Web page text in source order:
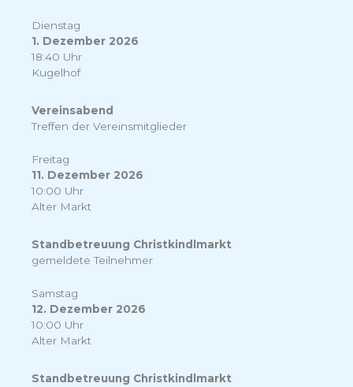
Dienstag
1. Dezember 2026
18:40 Uhr
Kugelhof
Vereinsabend
Treffen der Vereinsmitglieder
Freitag
11. Dezember 2026
10:00 Uhr
Alter Markt
Standbetreuung Christkindlmarkt
gemeldete Teilnehmer
Samstag
12. Dezember 2026
10:00 Uhr
Alter Markt
Standbetreuung Christkindlmarkt